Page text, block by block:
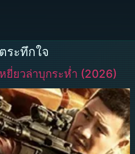
ระทึกใจ
ยี่ยวล่าบุกระห่ำ (2026)